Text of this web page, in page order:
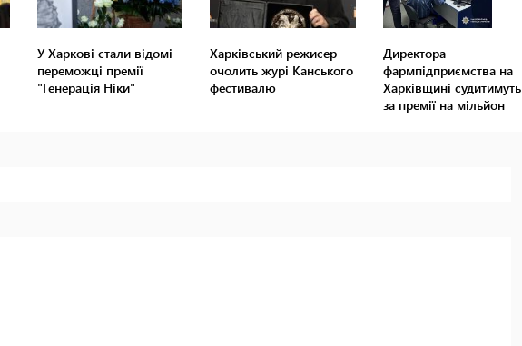
У Харкові стали відомі
переможці премії
"Генерація Ніки"
Харківський режисер
очолить журі Канського
фестивалю
Директора
фармпідприємства на
Харківщині судитимуть
за премії на мільйон